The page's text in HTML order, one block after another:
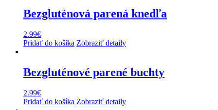
Bezgluténová parená knedľa
2.99€
Pridať do košíka Zobraziť detaily
Bezgluténové parené buchty
2.99€
Pridať do košíka Zobraziť detaily